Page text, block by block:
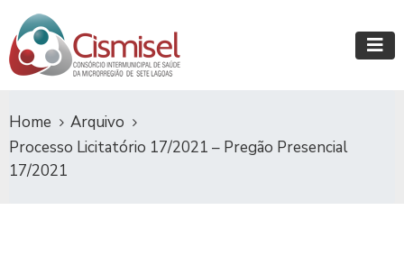
Home
Arquivo
Processo Licitatório 17/2021 – Pregão Presencial
17/2021